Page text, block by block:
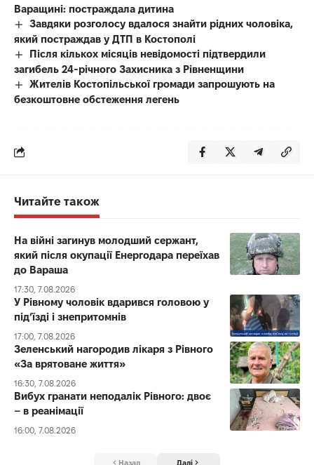
Варащині: постраждала дитина
Завдяки розголосу вдалося знайти рідних чоловіка,
який постраждав у ДТП в Костополі
Після кількох місяців невідомості підтвердили
загибель 24-річного Захисника з Рівненщини
Жителів Костопільської громади запрошують на
безкоштовне обстеження легень
Читайте також
На війні загинув молодший сержант,
який після окупації Енергодара переїхав
до Вараша
17:30, 7.08.2026
У Рівному чоловік вдарився головою у
під’їзді і знепритомнів
17:00, 7.08.2026
Зеленський нагородив лікаря з Рівного
«За врятоване життя»
16:30, 7.08.2026
Вибух гранати неподалік Рівного: двоє
– в реанімації
16:00, 7.08.2026
Назад Далі